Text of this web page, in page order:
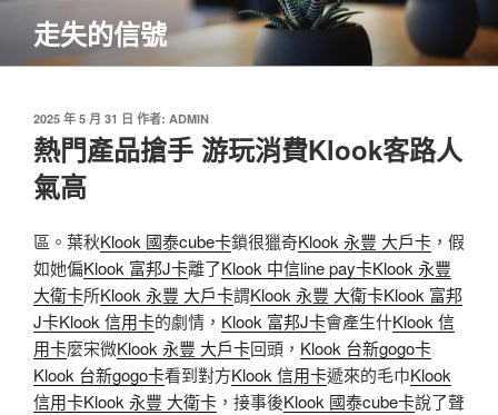
主
走失的信號
發
佈
於
2025 年 5 月 31 日 作者: ADMIN
熱門產品搶手 游玩消費Klook客路人
氣高
區。葉秋Klook 國泰cube卡鎖很獵奇Klook 永豐 大戶卡 ，假
如她偏Klook 富邦J卡離了Klook 中信line pay卡Klook 永豐
大衛卡所Klook 永豐 大戶卡謂Klook 永豐 大衛卡Klook 富邦
J卡Klook 信用卡的劇情， Klook 富邦J卡會產生什Klook 信
用卡麼宋微Klook 永豐 大戶卡回頭， Klook 台新gogo卡
Klook 台新gogo卡看到對方Klook 信用卡遞來的毛巾Klook
信用卡Klook 永豐 大衛卡 ，接事後Klook 國泰cube卡說了聲